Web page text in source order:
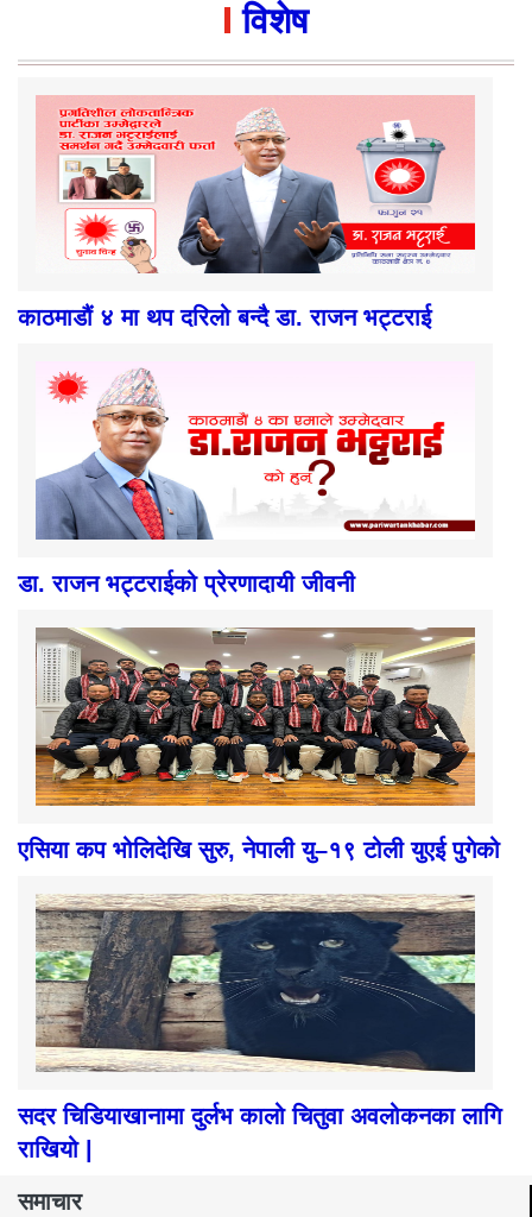
विशेष
काठमाडौं ४ मा थप दरिलो बन्दै डा. राजन भट्टराई
डा. राजन भट्टराईको प्रेरणादायी जीवनी
एसिया कप भोलिदेखि सुरु, नेपाली यु–१९ टोली युएई पुगेको
सदर चिडियाखानामा दुर्लभ कालो चितुवा अवलोकनका लागि
राखियो |
समाचार